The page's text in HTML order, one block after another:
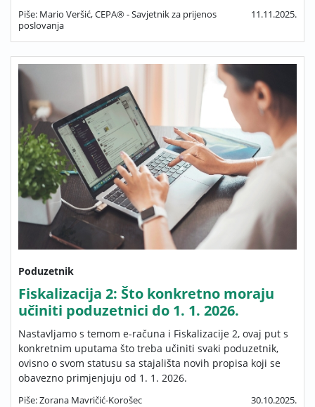
Piše: Mario Veršić, CEPA® - Savjetnik za prijenos
poslovanja
11.11.2025.
Poduzetnik
Fiskalizacija 2: Što konkretno moraju
učiniti poduzetnici do 1. 1. 2026.
Nastavljamo s temom e-računa i Fiskalizacije 2, ovaj put s
konkretnim uputama što treba učiniti svaki poduzetnik,
ovisno o svom statusu sa stajališta novih propisa koji se
obavezno primjenjuju od 1. 1. 2026.
Piše: Zorana Mavričić-Korošec 30.10.2025.